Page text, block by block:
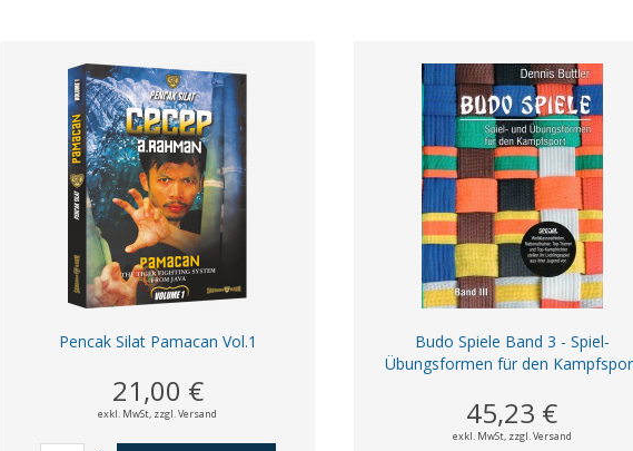
Pencak Silat Pamacan Vol.1
21,00 €
exkl. MwSt, zzgl. Versand
Budo Spiele Band 3 - Spiel-
Übungsformen für den
45,23 €
exkl. MwSt, zzgl. Versand